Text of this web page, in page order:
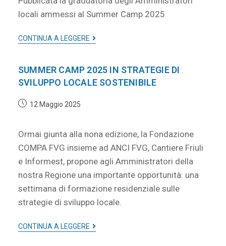
locali ammessi al Summer Camp 2025
CONTINUA A LEGGERE
SUMMER CAMP 2025 IN STRATEGIE DI
SVILUPPO LOCALE SOSTENIBILE
12 Maggio 2025
Ormai giunta alla nona edizione, la Fondazione
COMPA FVG insieme ad ANCI FVG, Cantiere Friuli
e Informest, propone agli Amministratori della
nostra Regione una importante opportunità: una
settimana di formazione residenziale sulle
strategie di sviluppo locale.
CONTINUA A LEGGERE